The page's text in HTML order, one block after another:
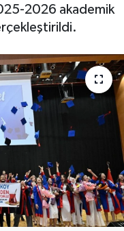
2026 akademik